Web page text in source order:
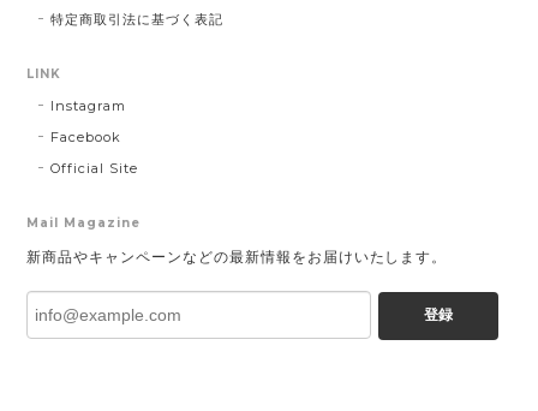
特定商取引法に基づく表記
LINK
Instagram
Facebook
Official Site
Mail Magazine
新商品やキャンペーンなどの最新情報をお届けいたします。
登録